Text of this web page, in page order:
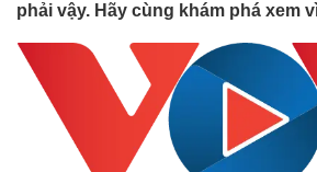
phải vậy. Hãy cùng khám phá xem